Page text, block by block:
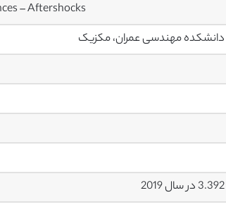
– Aftershocks
دانشکده مهندسی عمران، مکزیک
3.392 در سال 2019